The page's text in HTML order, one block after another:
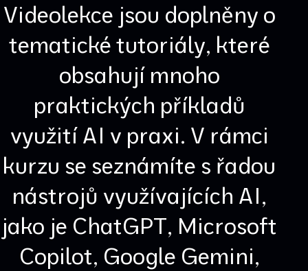
Videolekce jsou doplněny o
tematické tutoriály, které
obsahují mnoho
praktických příkladů
využití AI v praxi. V rámci
kurzu se seznámíte s řadou
nástrojů využívajících AI,
jako je ChatGPT, Microsoft
Copilot, Google Gemini,